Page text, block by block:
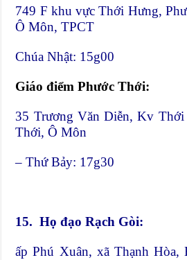
749 F khu vực Thới Hưng,
Ô Môn, TPCT
Chúa Nhật:
Giáo điểm Phước Thới:
35 Trương Văn Diễn, Kv Thới
Thới, Ô Môn
– Thứ Bảy: 17g30
15. Họ đạo Rạch Gòi:
ấp Phú Xuân, xã Thạnh Hòa,